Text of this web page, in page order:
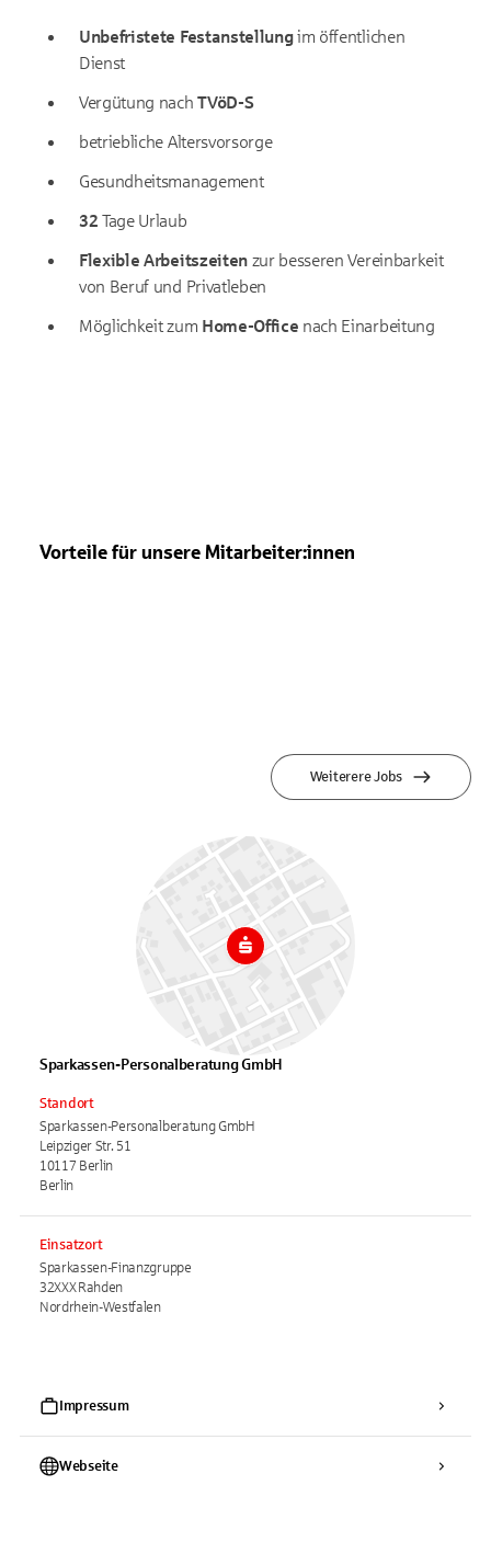
Unbefristete Festanstellungim öffentlichen
Dienst
Vergütung nachTVöD-S
betriebliche Altersvorsorge
Gesundheitsmanagement
32 Tage Urlaub
Flexible Arbeitszeitenzur besseren Vereinbarkeit
von Beruf und Privatleben
Möglichkeit zum Home-Office nach Einarbeitung
Vorteile für unsere Mitarbeiter:innen
Weiterere Jobs
Sparkassen-Personalberatung GmbH
Standort
Sparkassen-Personalberatung GmbH
Leipziger Str. 51
10117 Berlin
Berlin
Einsatzort
Sparkassen-Finanzgruppe
32XXX Rahden
Nordrhein-Westfalen
Impressum
Webseite